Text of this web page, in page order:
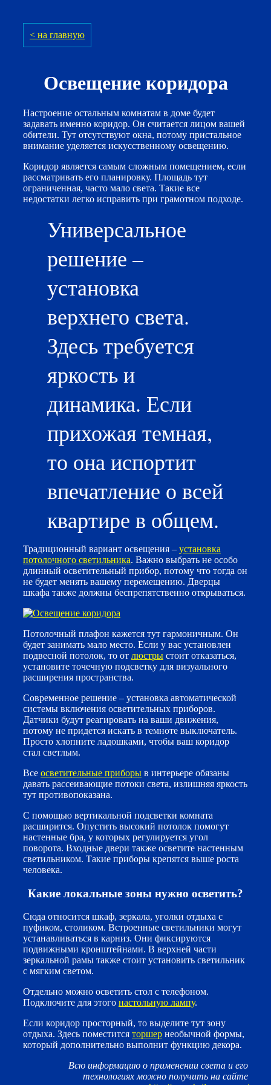
< на главную
Освещение коридора
Настроение остальным комнатам в доме будет
задавать именно коридор. Он считается лицом вашей
обители. Тут отсутствуют окна, потому пристальное
внимание уделяется искусственному освещению.
Коридор является самым сложным помещением, если
рассматривать его планировку. Площадь тут
ограниченная, часто мало света. Такие все
недостатки легко исправить при грамотном подходе.
Универсальное
решение –
установка
верхнего света.
Здесь требуется
яркость и
динамика. Если
прихожая темная,
то она испортит
впечатление о всей
квартире в общем.
Традиционный вариант освещения – установка
потолочного светильника. Важно выбрать не особо
длинный осветительный прибор, потому что тогда он
не будет менять вашему перемещению. Дверцы
шкафа также должны беспрепятственно открываться.
Потолочный плафон кажется тут гармоничным. Он
будет занимать мало место. Если у вас установлен
подвесной потолок, то от люстры стоит отказаться,
установите точечную подсветку для визуального
расширения пространства.
Современное решение – установка автоматической
системы включения осветительных приборов.
Датчики будут реагировать на ваши движения,
потому не придется искать в темноте выключатель.
Просто хлопните ладошками, чтобы ваш коридор
стал светлым.
Все осветительные приборы в интерьере обязаны
давать рассеивающие потоки света, излишняя яркость
тут противопоказана.
С помощью вертикальной подсветки комната
расширится. Опустить высокий потолок помогут
настенные бра, у которых регулируется угол
поворота. Входные двери также осветите настенным
светильником. Такие приборы крепятся выше роста
человека.
Какие локальные зоны нужно осветить?
Сюда относится шкаф, зеркала, уголки отдыха с
пуфиком, столиком. Встроенные светильники могут
устанавливаться в карниз. Они фиксируются
подвижными кронштейнами. В верхней части
зеркальной рамы также стоит установить светильник
с мягким светом.
Отдельно можно осветить стол с телефоном.
Подключите для этого настольную лампу.
Если коридор просторный, то выделите тут зону
отдыха. Здесь поместится торшер необычной формы,
который дополнительно выполнит функцию декора.
Всю информацию о применении света и его
технологиях можно получить на сайте